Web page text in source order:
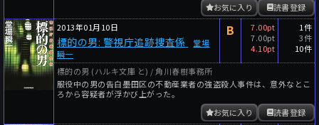
読書登録
お気に入り
2013年01月10日
標的の男: 警視庁追跡捜査係
堂場
瞬一
B
7.00pt
7.00pt
4.10pt
1件
3件
10件
標的の男 (ハルキ文庫 と) / 角川春樹事務所
服役中の男の告白――墨田区の不動産業者の強盗殺人事件は、意外なとこ
ろから容疑者が浮かび上がった。
読書登録
お気に入り